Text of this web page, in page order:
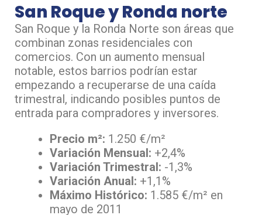
San Roque y Ronda norte
San Roque y la Ronda Norte son áreas que
combinan zonas residenciales con
comercios. Con un aumento mensual
notable, estos barrios podrían estar
empezando a recuperarse de una caída
trimestral, indicando posibles puntos de
entrada para compradores y inversores.
Precio m²: 1.250 €/m²
Variación Mensual: +2,4%
Variación Trimestral: -1,3%
Variación Anual: +1,1%
Máximo Histórico: 1.585 €/m² en
mayo de 2011